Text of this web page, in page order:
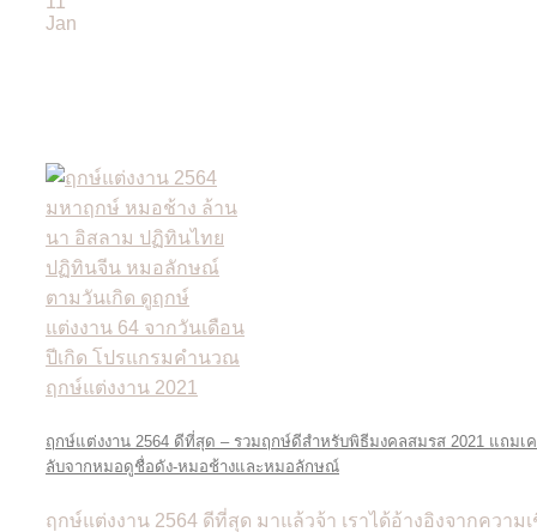
Jan
ฤกษ์แต่งงาน 2564 ดีที่สุด – รวมฤกษ์ดีสำหรับพิธีมงคลสมรส 2021 แถมเ
ลับจากหมอดูชื่อดัง-หมอช้างและหมอลักษณ์
ฤกษ์แต่งงาน 2564 ดีที่สุด มาแล้วจ้า เราได้อ้างอิงจากความ